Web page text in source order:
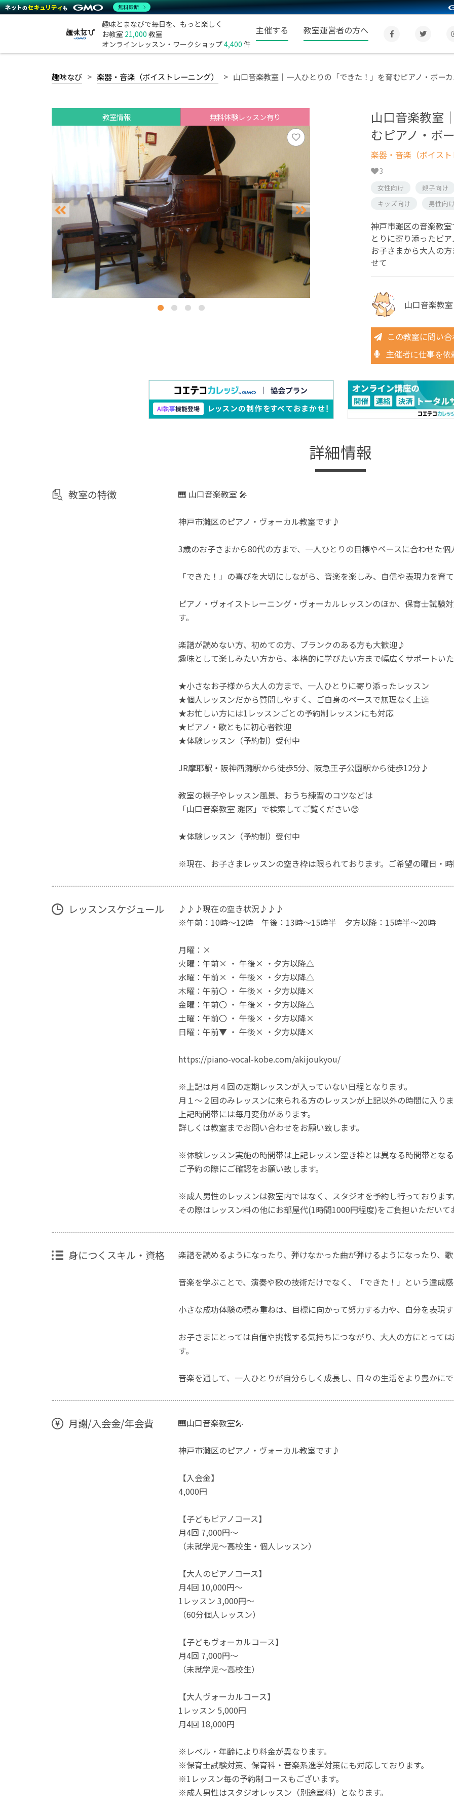
趣味とまなびで毎日を、もっと楽しく
お教室 21,000 教室
オンラインレッスン・ワークショップ4,400 件
主催する 教室運営者の方へ
趣味なび 楽器・音楽（ボイストレーニング） 山口音楽教室｜一人ひとりの「できた！」を育むピアノ・ボー
教室情報 無料体験レッスン有り
山口音楽教室
むピアノ・ボ
楽器・音楽（ボイス
3
女性向け
親子向け
キッズ向け
男性向
神戸市灘区の音楽教
とりに寄り添ったピ
お子さまから大人の
せて
山口音楽教室
この教室に問い
主催者に仕事を依
詳細情報
教室の特徴 🎹 山口音楽教室 🎤
神戸市灘区のピアノ・ヴォーカル教室です♪
3歳のお子さまから80代の方まで、一人ひとりの目標やペースに合わせた
「できた！」の喜びを大切にしながら、音楽を楽しみ、自信や表現力を育
ピアノ・ヴォイストレーニング・ヴォーカルレッスンのほか、保育士試験
す。
楽譜が読めない方、初めての方、ブランクのある方も大歓迎♪
趣味として楽しみたい方から、本格的に学びたい方まで幅広くサポートい
★小さなお子様から大人の方まで、一人ひとりに寄り添ったレッスン
★個人レッスンだから質問しやすく、ご自身のペースで無理なく上達
★お忙しい方には1レッスンごとの予約制レッスンにも対応
★ピアノ・歌ともに初心者歓迎
★体験レッスン（予約制）受付中
JR摩耶駅・阪神西灘駅から徒歩5分、阪急王子公園駅から徒歩12分♪
教室の様子やレッスン風景、おうち練習のコツなどは
「山口音楽教室 灘区」で検索してご覧ください😊
★体験レッスン（予約制）受付中
※現在、お子さまレッスンの空き枠は限られております。ご希望の曜日・
レッスンスケジュール
♪♪♪現在の空き状況♪♪♪
※午前：10時～12時 午後：13時～15時半 夕方以降：15時半～20時
月曜：×
火曜：午前× ・ 午後× ・夕方以降△
水曜：午前× ・ 午後× ・夕方以降△
木曜：午前〇 ・ 午後× ・夕方以降×
金曜：午前〇 ・ 午後× ・夕方以降△
土曜：午前〇 ・ 午後× ・夕方以降×
日曜：午前▼ ・ 午後× ・夕方以降×
https://piano-vocal-kobe.com/akijoukyou/
※上記は月４回の定期レッスンが入っていない日程となります。
月１～２回のみレッスンに来られる方のレッスンが上記以外の時間に入り
上記時間帯には毎月変動があります。
詳しくは教室までお問い合わせをお願い致します。
※体験レッスン実施の時間帯は上記レッスン空き枠とは異なる時間帯とな
ご予約の際にご確認をお願い致します。
※成人男性のレッスンは教室内ではなく、スタジオを予約し行っておりま
その際はレッスン料の他にお部屋代(1時間1000円程度)をご負担いただいて
身につくスキル・資格 楽譜を読めるようになったり、弾けなかった曲が弾けるようになったり、
音楽を学ぶことで、演奏や歌の技術だけでなく、「できた！」という達成
小さな成功体験の積み重ねは、目標に向かって努力する力や、自分を表現
お子さまにとっては自信や挑戦する気持ちにつながり、大人の方にとって
す。
音楽を通して、一人ひとりが自分らしく成長し、日々の生活をより豊かに
月謝/入会金/年会費 🎹山口音楽教室🎤
神戸市灘区のピアノ・ヴォーカル教室です♪
【入会金】
4,000円
【子どもピアノコース】
月4回 7,000円～
（未就学児～高校生・個人レッスン）
【大人のピアノコース】
月4回 10,000円～
1レッスン 3,000円～
（60分個人レッスン）
【子どもヴォーカルコース】
月4回 7,000円～
（未就学児～高校生）
【大人ヴォーカルコース】
1レッスン 5,000円
月4回 18,000円
※レベル・年齢により料金が異なります。
※保育士試験対策、保育科・音楽系進学対策にも対応しております。
※1レッスン毎の予約制コースもございます。
※成人男性はスタジオレッスン（別途室料）となります。
無料診断